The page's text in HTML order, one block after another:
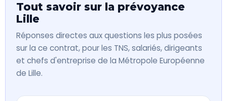
Tout savoir sur la prévoyance
Lille
Réponses directes aux questions les plus posées
sur la ce contrat, pour les TNS, salariés, dirigeants
et chefs d'entreprise de la Métropole Européenne
de Lille.